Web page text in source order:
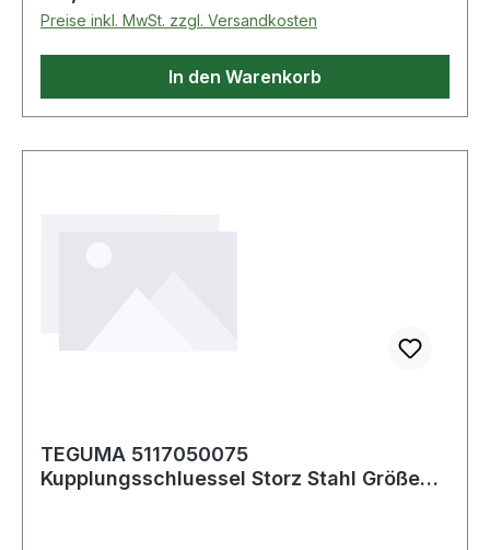
Zähne: 72 · Verpackung: Rolltasche · Material:
Chrom-Alloy-Stahl · Schlüsselweiten: 8-19mm
Lieferung in Rolltasche aus Textilmaterial mit
Preise inkl. MwSt. zzgl. Versandkosten
In den Warenkorb
TEGUMA 5117050075
Kupplungsschluessel Storz Stahl Größe